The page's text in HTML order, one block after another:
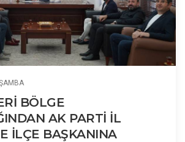
BÖLGE
AK PARTİ İL
İLÇE BAŞKANINA